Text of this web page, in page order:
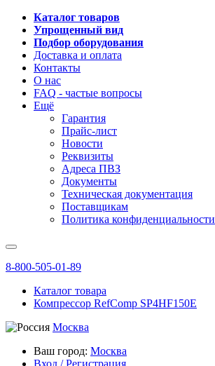
Каталог товаров
Упрощенный вид
Подбор оборудования
Доставка и оплата
Контакты
О нас
FAQ - частые вопросы
Ещё
Гарантия
Прайс-лист
Новости
Реквизиты
Адреса ПВЗ
Документы
Техническая документация
Поставщикам
Политика конфиденциальности
8-800-505-01-89
Каталог товара
Компрессор RefComp SP4HF150E
Москва
Ваш город: Москва
Вход / Регистрация